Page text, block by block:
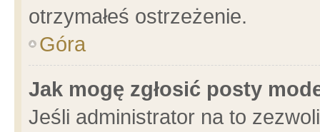
otrzymałeś ostrzeżenie.
Góra
Jak mogę zgłosić posty
Jeśli administrator na to